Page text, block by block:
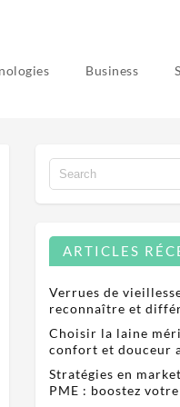
Business
ARTICLES
Verrues de
reconnaître et
Choisir la laine
confort et douceur
Stratégies en
PME : boostez